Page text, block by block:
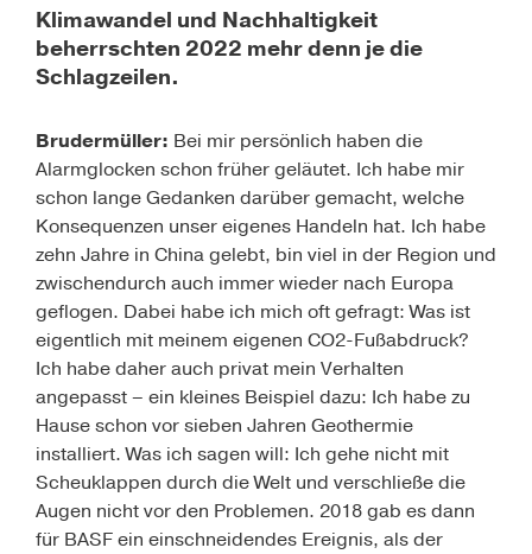
Klimawandel und Nachhaltigkeit
beherrschten 2022 mehr denn je die
Schlagzeilen.
Brudermüller: Bei mir persönlich haben die
Alarmglocken schon früher geläutet. Ich habe mir
schon lange Gedanken darüber gemacht, welche
Konsequenzen unser eigenes Handeln hat. Ich habe
zehn Jahre in China gelebt, bin viel in der Region und
zwischendurch auch immer wieder nach Europa
geflogen. Dabei habe ich mich oft gefragt: Was ist
eigentlich mit meinem eigenen CO2-Fußabdruck?
Ich habe daher auch privat mein Verhalten
angepasst – ein kleines Beispiel dazu: Ich habe zu
Hause schon vor sieben Jahren Geothermie
installiert. Was ich sagen will: Ich gehe nicht mit
Scheuklappen durch die Welt und verschließe die
Augen nicht vor den Problemen. 2018 gab es dann
für BASF ein einschneidendes Ereignis, als der